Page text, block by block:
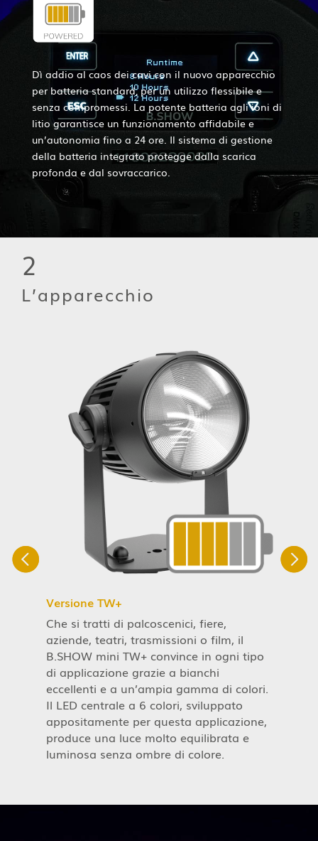
Dì addio al caos dei cavi con il nuovo apparecchio
per batteria standard, per un utilizzo flessibile e
senza compromessi. La potente batteria agli ioni di
litio garantisce un funzionamento affidabile e
un’autonomia fino a 24 ore. Il sistema di gestione
della batteria integrato protegge dalla scarica
profonda e dal sovraccarico.
2
L’apparecchio
Versione TW+
Che si tratti di palcoscenici, fiere,
aziende, teatri, trasmissioni o film, il
B.SHOW mini TW+ convince in ogni tipo
di applicazione grazie a bianchi
eccellenti e a un’ampia gamma di colori.
Il LED centrale a 6 colori, sviluppato
appositamente per questa applicazione,
produce una luce molto equilibrata e
luminosa senza ombre di colore.